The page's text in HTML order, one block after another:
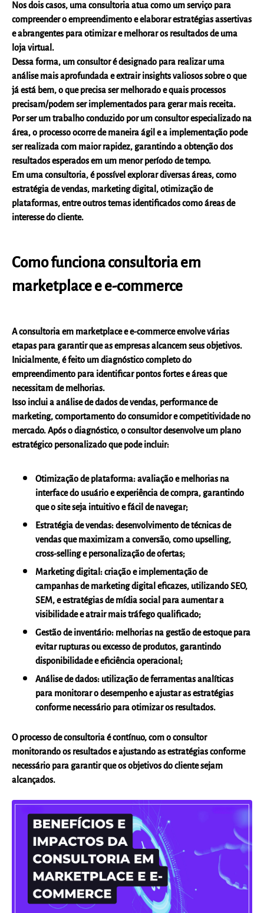
Nos dois casos, uma consultoria atua como um serviço para
compreender o empreendimento e elaborar estratégias assertivas
e abrangentes para otimizar e melhorar os resultados de uma
loja virtual.
Dessa forma, um consultor é designado para realizar uma
análise mais aprofundada e extrair insights valiosos sobre o que
já está bem, o que precisa ser melhorado e quais processos
precisam/podem ser implementados para gerar mais receita.
Por ser um trabalho conduzido por um consultor especializado na
área, o processo ocorre de maneira ágil e a implementação pode
ser realizada com maior rapidez, garantindo a obtenção dos
resultados esperados em um menor período de tempo.
Em uma consultoria, é possível explorar diversas áreas, como
estratégia de vendas, marketing digital, otimização de
plataformas, entre outros temas identificados como áreas de
interesse do cliente.
Como funciona consultoria em
marketplace e e-commerce
A consultoria em marketplace e e-commerce envolve várias
etapas para garantir que as empresas alcancem seus objetivos.
Inicialmente, é feito um diagnóstico completo do
empreendimento para identificar pontos fortes e áreas que
necessitam de melhorias.
Isso inclui a análise de dados de vendas, performance de
marketing, comportamento do consumidor e competitividade no
mercado. Após o diagnóstico, o consultor desenvolve um plano
estratégico personalizado que pode incluir:
Otimização de plataforma:avaliação e melhorias na
interface do usuário e experiência de compra, garantindo
que o site seja intuitivo e fácil de navegar;
Estratégia de vendas:desenvolvimento de técnicas de
vendas que maximizam a conversão, como upselling,
cross-selling e personalização de ofertas;
Marketing digital:criação e implementação de
campanhas de marketing digital eficazes, utilizando SEO,
SEM, e estratégias de mídia social para aumentar a
visibilidade e atrair mais tráfego qualificado;
Gestão de inventário: melhorias na gestão de estoque para
evitar rupturas ou excesso de produtos, garantindo
disponibilidade e eficiência operacional;
Análise de dados: utilização de ferramentas analíticas
para monitorar o desempenho e ajustar as estratégias
conforme necessário para otimizar os resultados.
O processo de consultoria é contínuo, com o consultor
monitorando os resultados e ajustando as estratégias conforme
necessário para garantir que os objetivos do cliente sejam
alcançados.